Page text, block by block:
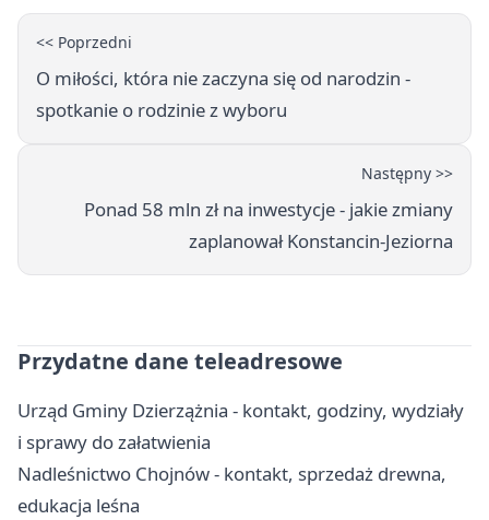
<< Poprzedni
O miłości, która nie zaczyna się od narodzin -
spotkanie o rodzinie z wyboru
Następny >>
Ponad 58 mln zł na inwestycje - jakie zmiany
zaplanował Konstancin-Jeziorna
Przydatne dane teleadresowe
Urząd Gminy Dzierzążnia - kontakt, godziny, wydziały
i sprawy do załatwienia
Nadleśnictwo Chojnów - kontakt, sprzedaż drewna,
edukacja leśna